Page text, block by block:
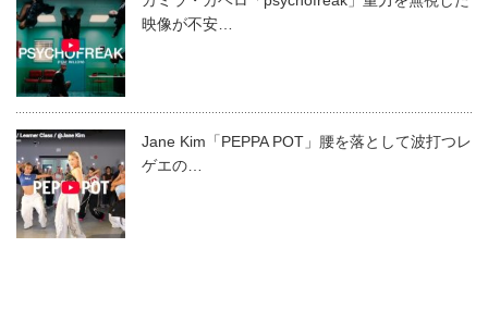
映像が不安…
Jane Kim「PEPPA POT」腰を落として波打つレ
ゲエの…